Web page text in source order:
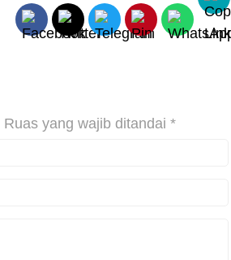
Ruas yang wajib ditandai *